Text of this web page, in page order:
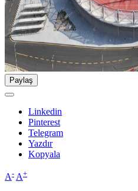
Paylaş
Linkedin
Pinterest
Telegram
Yazdır
Kopyala
A- A+